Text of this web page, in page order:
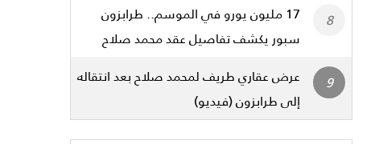
17 مليون يورو في الموسم.. طرابزون
سبور يكشف تفاصيل عقد محمد صلاح
عرض عقاري طريف لمحمد صلاح بعد انتقاله
إلى طرابزون (فيديو)